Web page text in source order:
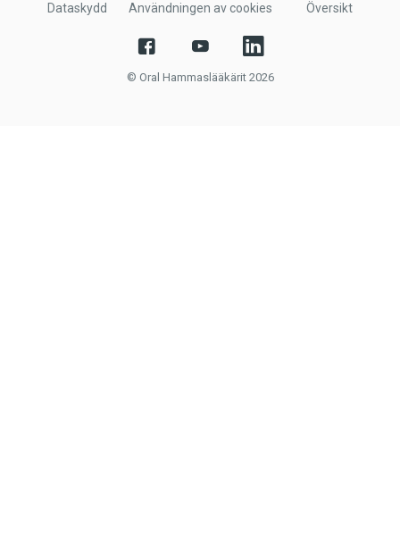
Dataskydd Användningen av cookies Översikt
© Oral Hammaslääkärit 2026